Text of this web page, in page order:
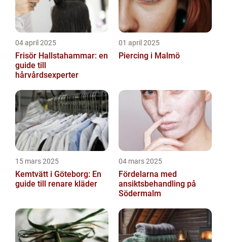
04 april 2025
Frisör Hallstahammar: en
guide till
hårvårdsexperter
01 april 2025
Piercing i Malmö
15 mars 2025
Kemtvätt i Göteborg: En
guide till renare kläder
04 mars 2025
Fördelarna med
ansiktsbehandling på
Södermalm